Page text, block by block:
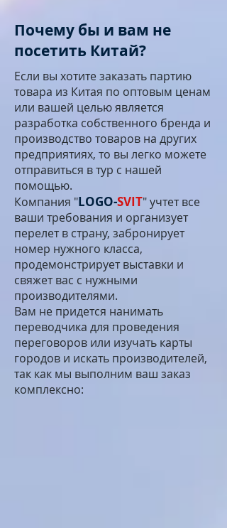
Почему бы и вам не
посетить Китай?
Если вы хотите заказать партию
товара из Китая по оптовым ценам
или вашей целью является
разработка собственного бренда и
производство товаров на других
предприятиях, то вы легко можете
отправиться в тур с нашей
помощью.
Компания "LOGO-SVIT" учтет все
ваши требования и организует
перелет в страну, забронирует
номер нужного класса,
продемонстрирует выставки и
свяжет вас с нужными
производителями.
Вам не придется нанимать
переводчика для проведения
переговоров или изучать карты
городов и искать производителей,
так как мы выполним ваш заказ
комплексно: